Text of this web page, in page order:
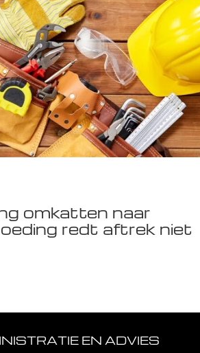
omkatten naar
redt aftrek niet
EN ADVIES